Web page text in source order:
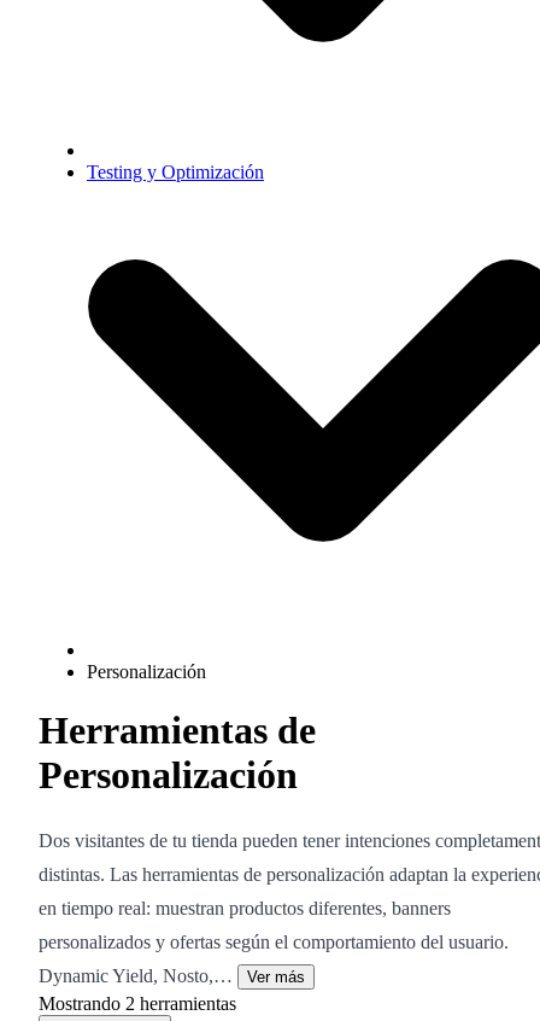
Testing y Optimización
Personalización
Herramientas de
Personalización
Dos visitantes de tu tienda pueden tener intenciones
distintas. Las herramientas de personalización adaptan la
en tiempo real: muestran productos diferentes, banners
personalizados y ofertas según el comportamiento del usuario.
Dynamic Yield, Nosto,…
Ver más
Mostrando 2 herramientas